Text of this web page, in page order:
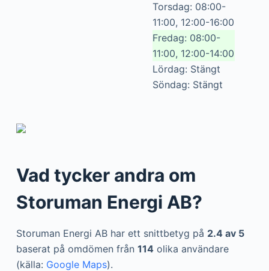
Torsdag: 08:00-
11:00, 12:00-16:00
Fredag: 08:00-
11:00, 12:00-14:00
Lördag: Stängt
Söndag: Stängt
Vad tycker andra om
Storuman Energi AB?
Storuman Energi AB har ett snittbetyg på 2.4 av 5
baserat på omdömen från 114olika användare
(källa: Google Maps).